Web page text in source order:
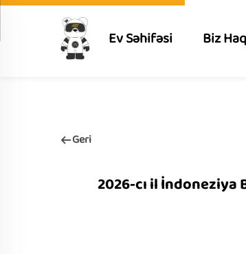
Ev Səhifəsi Biz
Geri
2026-cı il İndoneziya